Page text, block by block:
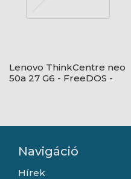
Lenovo ThinkCentre neo
50a 27 G6 - FreeDOS -
Navigáció
Hírek